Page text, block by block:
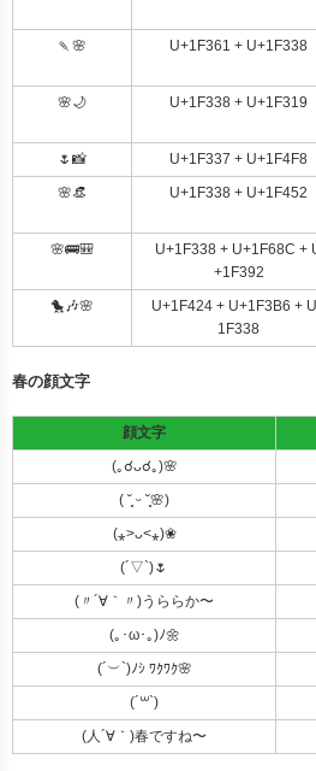
🍡🌸
U+1F361 + U+1F338
🌸🌙
U+1F338 + U+1F319
🌷📸
U+1F337 + U+1F4F8
🌸👒
U+1F338 + U+1F452
🌸🚌🎒
U+1F338 + U+1F68C +
+1F392
🐤🎶🌸
U+1F424 + U+1F3B6 +
1F338
春の顔文字
顔文字
(｡☌ᴗ☌｡)🌸
( ˘͈ ᵕ ˘͈🌸)
(⁎˃ᴗ˂⁎)❀
(´▽`)🌷
(〃´∀｀〃)うららか〜
(｡･ω･｡)ﾉ🌼
(´︶`)ﾉｼ ﾜｸﾜｸ🌸
(´꒳`)
(人´∀｀)春ですね〜